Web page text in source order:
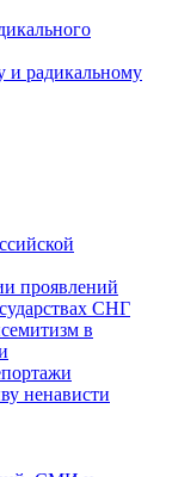
и радикальному
проявлений
СНГ
в
ненависти